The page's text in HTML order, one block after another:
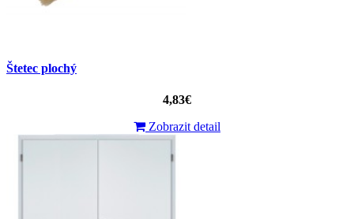
Štetec plochý
4,83€
Zobrazit detail